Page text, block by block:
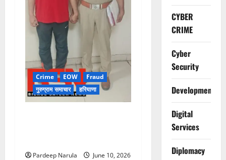
Crime EOW
Fraud
गुरुग्राम समाचार
हरियाणा
Pardeep Narula
June 10, 2026
CYBER
CRIME
Cyber
Security
Development
Digital
Services
Diplomacy